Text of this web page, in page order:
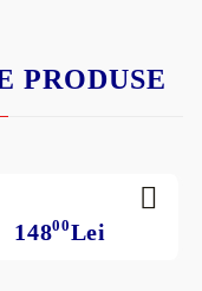
PRODUSE
14800Lei